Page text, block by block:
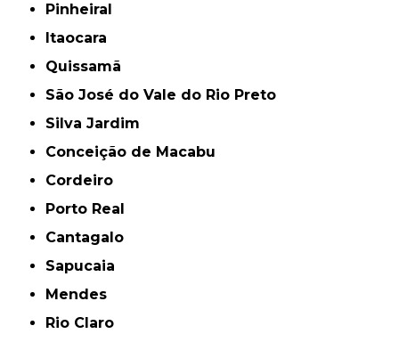
Pinheiral
Itaocara
Quissamã
São José do Vale do Rio Preto
Silva Jardim
Conceição de Macabu
Cordeiro
Porto Real
Cantagalo
Sapucaia
Mendes
Rio Claro